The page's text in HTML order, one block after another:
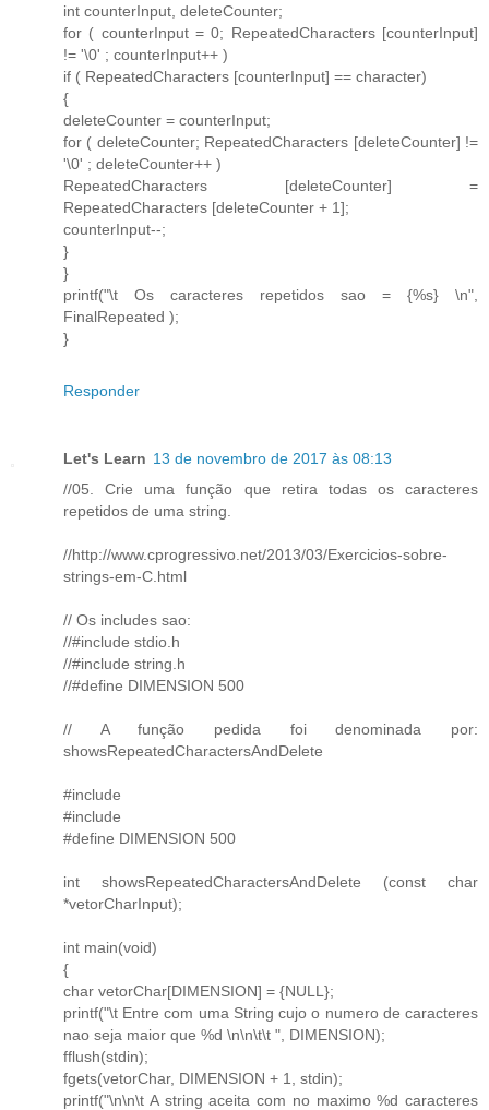
int counterInput, deleteCounter;
for ( counterInput = 0; RepeatedCharacters [counterInput]
!= '\0' ; counterInput++ )
if ( RepeatedCharacters [counterInput] == character)
{
deleteCounter = counterInput;
for ( deleteCounter; RepeatedCharacters [deleteCounter] !=
'\0' ; deleteCounter++ )
RepeatedCharacters [deleteCounter] =
RepeatedCharacters [deleteCounter + 1];
counterInput--;
}
}
printf("\t Os caracteres repetidos sao = {%s} \n",
FinalRepeated );
}
Responder
Let's Learn 13 de novembro de 2017 às 08:13
//05. Crie uma função que retira todas os caracteres
repetidos de uma string.
//http://www.cprogressivo.net/2013/03/Exercicios-sobre-
strings-em-C.html
// Os includes sao:
//#include stdio.h
//#include string.h
//#define DIMENSION 500
// A função pedida foi denominada por:
showsRepeatedCharactersAndDelete
#include
#include
#define DIMENSION 500
int showsRepeatedCharactersAndDelete (const char
*vetorCharInput);
int main(void)
{
char vetorChar[DIMENSION] = {NULL};
printf("\t Entre com uma String cujo o numero de caracteres
nao seja maior que %d \n\n\t\t ", DIMENSION);
fflush(stdin);
fgets(vetorChar, DIMENSION + 1, stdin);
printf("\n\n\t A string aceita com no maximo %d caracteres